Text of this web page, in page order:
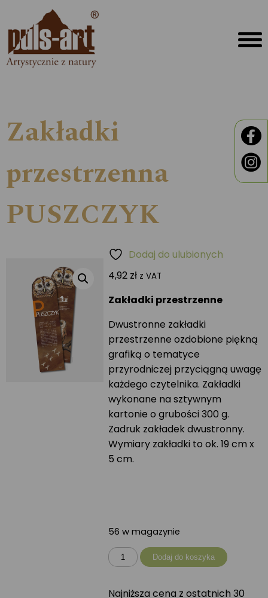
Zakładki
przestrzenna
PUSZCZYK
4,92 zł z VAT
Zakładki przestrzenne
Dwustronne zakładki
przestrzenne ozdobione piękną
grafiką o tematyce
przyrodniczej przyciągną uwagę
każdego czytelnika. Zakładki
wykonane na sztywnym
kartonie o grubości 300 g.
Zadruk zakładek dwustronny.
Wymiary zakładki to ok. 19 cm x
5 cm.
56 w magazynie
ilość
Zakładki
Dodaj do koszyka
Dodaj do ulubionych
Najniższa cena z ostatnich 30